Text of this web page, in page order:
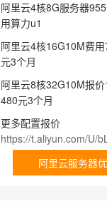
阿里云4核8G服务器
用算力u1
阿里云4核16G10M费
元3个月
阿里云8核32G10M报价
480元3个月
更多配置报价
https://t.aliyun.com/U/
阿里云服务器